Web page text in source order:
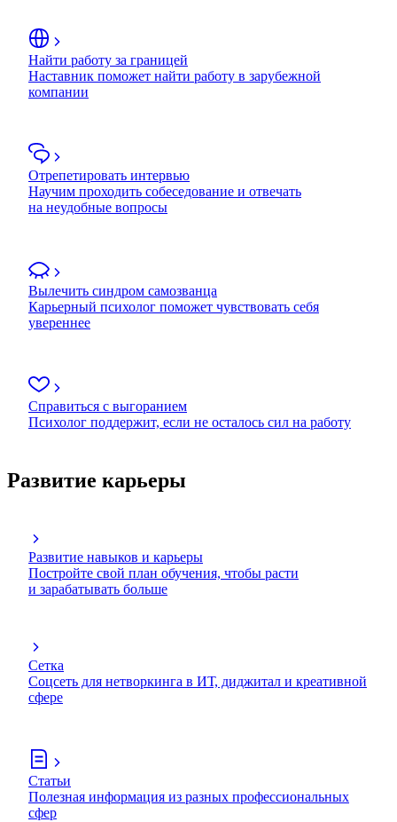
Найти работу за границей
Наставник поможет найти работу в зарубежной
компании
Отрепетировать интервью
Научим проходить собеседование и отвечать
на неудобные вопросы
Вылечить синдром самозванца
Карьерный психолог поможет чувствовать себя
увереннее
Справиться с выгоранием
Психолог поддержит, если не осталось сил на работу
Развитие карьеры
Развитие навыков и карьеры
Постройте свой план обучения, чтобы расти
и зарабатывать больше
Сетка
Соцсеть для нетворкинга в ИТ, диджитал и креативной
сфере
Статьи
Полезная информация из разных профессиональных
сфер